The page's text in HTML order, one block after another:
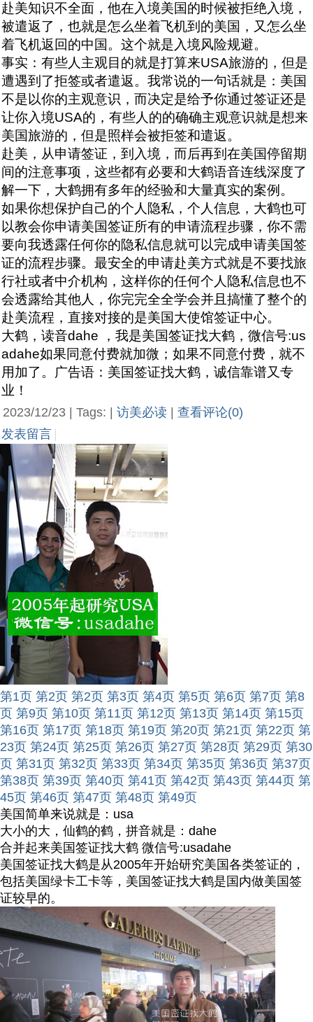
赴美知识不全面，他在入境美国的时候被拒绝入境，
被遣返了，也就是怎么坐着飞机到的美国，又怎么坐
着飞机返回的中国。这个就是入境风险规避。
事实：有些人主观目的就是打算来USA旅游的，但是
遭遇到了拒签或者遣返。我常说的一句话就是：美国
不是以你的主观意识，而决定是给予你通过签证还是
让你入境USA的，有些人的的确确主观意识就是想来
美国旅游的，但是照样会被拒签和遣返。
赴美，从申请签证，到入境，而后再到在美国停留期
间的注意事项，这些都有必要和大鹤语音连线深度了
解一下，大鹤拥有多年的经验和大量真实的案例。
如果你想保护自己的个人隐私，个人信息，大鹤也可
以教会你申请美国签证所有的申请流程步骤，你不需
要向我透露任何你的隐私信息就可以完成申请美国签
证的流程步骤。最安全的申请赴美方式就是不要找旅
行社或者中介机构，这样你的任何个人隐私信息也不
会透露给其他人，你完完全全学会并且搞懂了整个的
赴美流程，直接对接的是美国大使馆签证中心。
大鹤，读音dahe ，我是美国签证找大鹤，微信号:us
adahe如果同意付费就加微；如果不同意付费，就不
用加了。广告语：美国签证找大鹤，诚信靠谱又专
业！
2023/12/23 | Tags: | 访美必读
查看评论(0)
发表留言
第1页 第2页 第2页 第3页 第4页 第5页 第6页 第7页 第8
页 第9页 第10页 第11页 第12页 第13页 第14页 第15页
第16页 第17页 第18页 第19页 第20页 第21页 第22页 第
23页 第24页 第25页 第26页 第27页 第28页 第29页 第30
页 第31页 第32页 第33页 第34页 第35页 第36页 第37页
第38页 第39页 第40页 第41页 第42页 第43页 第44页 第
45页 第46页 第47页 第48页 第49页
美国简单来说就是：usa
大小的大，仙鹤的鹤，拼音就是：dahe
合并起来美国签证找大鹤 微信号:usadahe
美国签证找大鹤是从2005年开始研究美国各类签证的，
包括美国绿卡工卡等，美国签证找大鹤是国内做美国签
证较早的。